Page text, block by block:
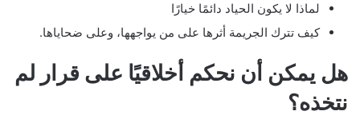
لماذا لا يكون الحياد دائمًا خيارًا
كيف تترك الجريمة أثرها على من يواجهها، وعلى ضحاياها.
هل يمكن أن نحكم أخلاقيًا على قرار لم
نتخذه؟